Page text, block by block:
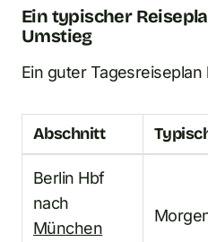
Ein typischer
Umstieg
Ein guter
Abschnitt
Berlin Hbf
nach
München